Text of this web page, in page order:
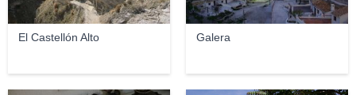
El Castellón Alto Galera